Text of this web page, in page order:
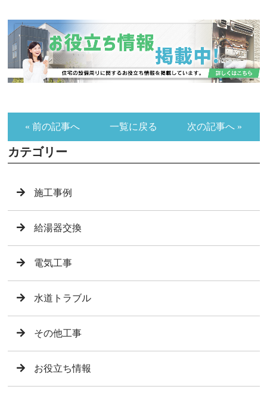
« 前の記事へ 一覧に戻る 次の記事へ »
カテゴリー
施工事例
給湯器交換
電気工事
水道トラブル
その他工事
お役立ち情報